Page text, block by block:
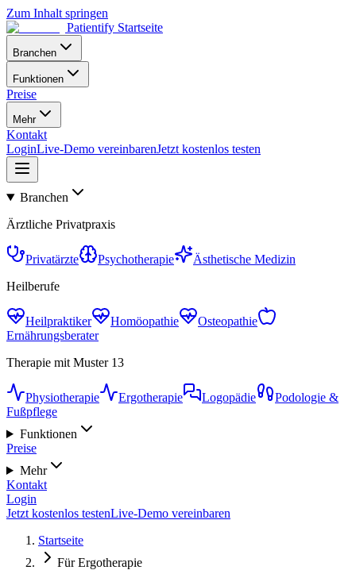
Zum Inhalt springen
Patientify Startseite
Branchen
Funktionen
Preise
Mehr
Kontakt
LoginLive-Demo vereinbarenJetzt kostenlos testen
Branchen
Ärztliche Privatpraxis
Privatärzte Psychotherapie
Ästhetische Medizin
Heilberufe
Heilpraktiker Homöopathie
Osteopathie
Ernährungsberater
Therapie mit Muster 13
Physiotherapie Ergotherapie Logopädie
Podologie &
Fußpflege
Funktionen
Preise
Mehr
Kontakt
Login
Jetzt kostenlos testenLive-Demo vereinbaren
Startseite
Für Ergotherapie